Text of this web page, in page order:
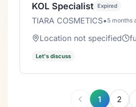
KOL Specialist Expired
TIARA COSMETICS• 5 months
Location not specified
Let's discuss
1 2